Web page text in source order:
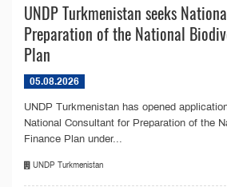
UNDP Turkmenistan seeks
Preparation of the National
Plan
05.08.2026
UNDP Turkmenistan has opened
National Consultant for Preparation of the
Finance Plan under...
UNDP Turkmenistan